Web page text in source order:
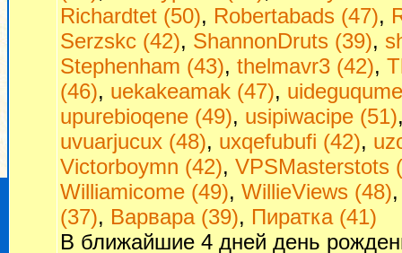
Richardtet (50), Robertabads (47),
Serzskc (42), ShannonDruts (39),
Stephenham (43), thelmavr3 (42),
(46), uekakeamak (47),
upurebioqene (49), usipiwacipe (51)
uvuarjucux (48), uxqefubufi (42),
Victorboymn (42), VPSMasterstots
Williamicome (49), WillieViews (48)
(37), Варвара (39), Пиратка (41)
В ближайшие 4 дней день